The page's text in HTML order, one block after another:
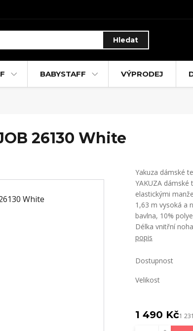
Hledat
BABYSTAFF VÝPRODEJ
26130 White
Yakuza dámské
YAKUZA dámské
elastickými
1,63 m vysoká a
bavlna, 10%
Délka vnitřní
popis
Dostupnost
Velikost
1 490 Kč1